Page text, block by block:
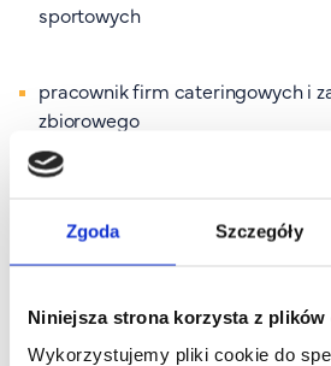
Zgoda Szczegóły
Niniejsza strona korzysta z plików
Wykorzystujemy pliki cookie do
sportowych
pracownik firm cateringowych i
zbiorowego
publicznym i promocją
edukacji zdrowotnej